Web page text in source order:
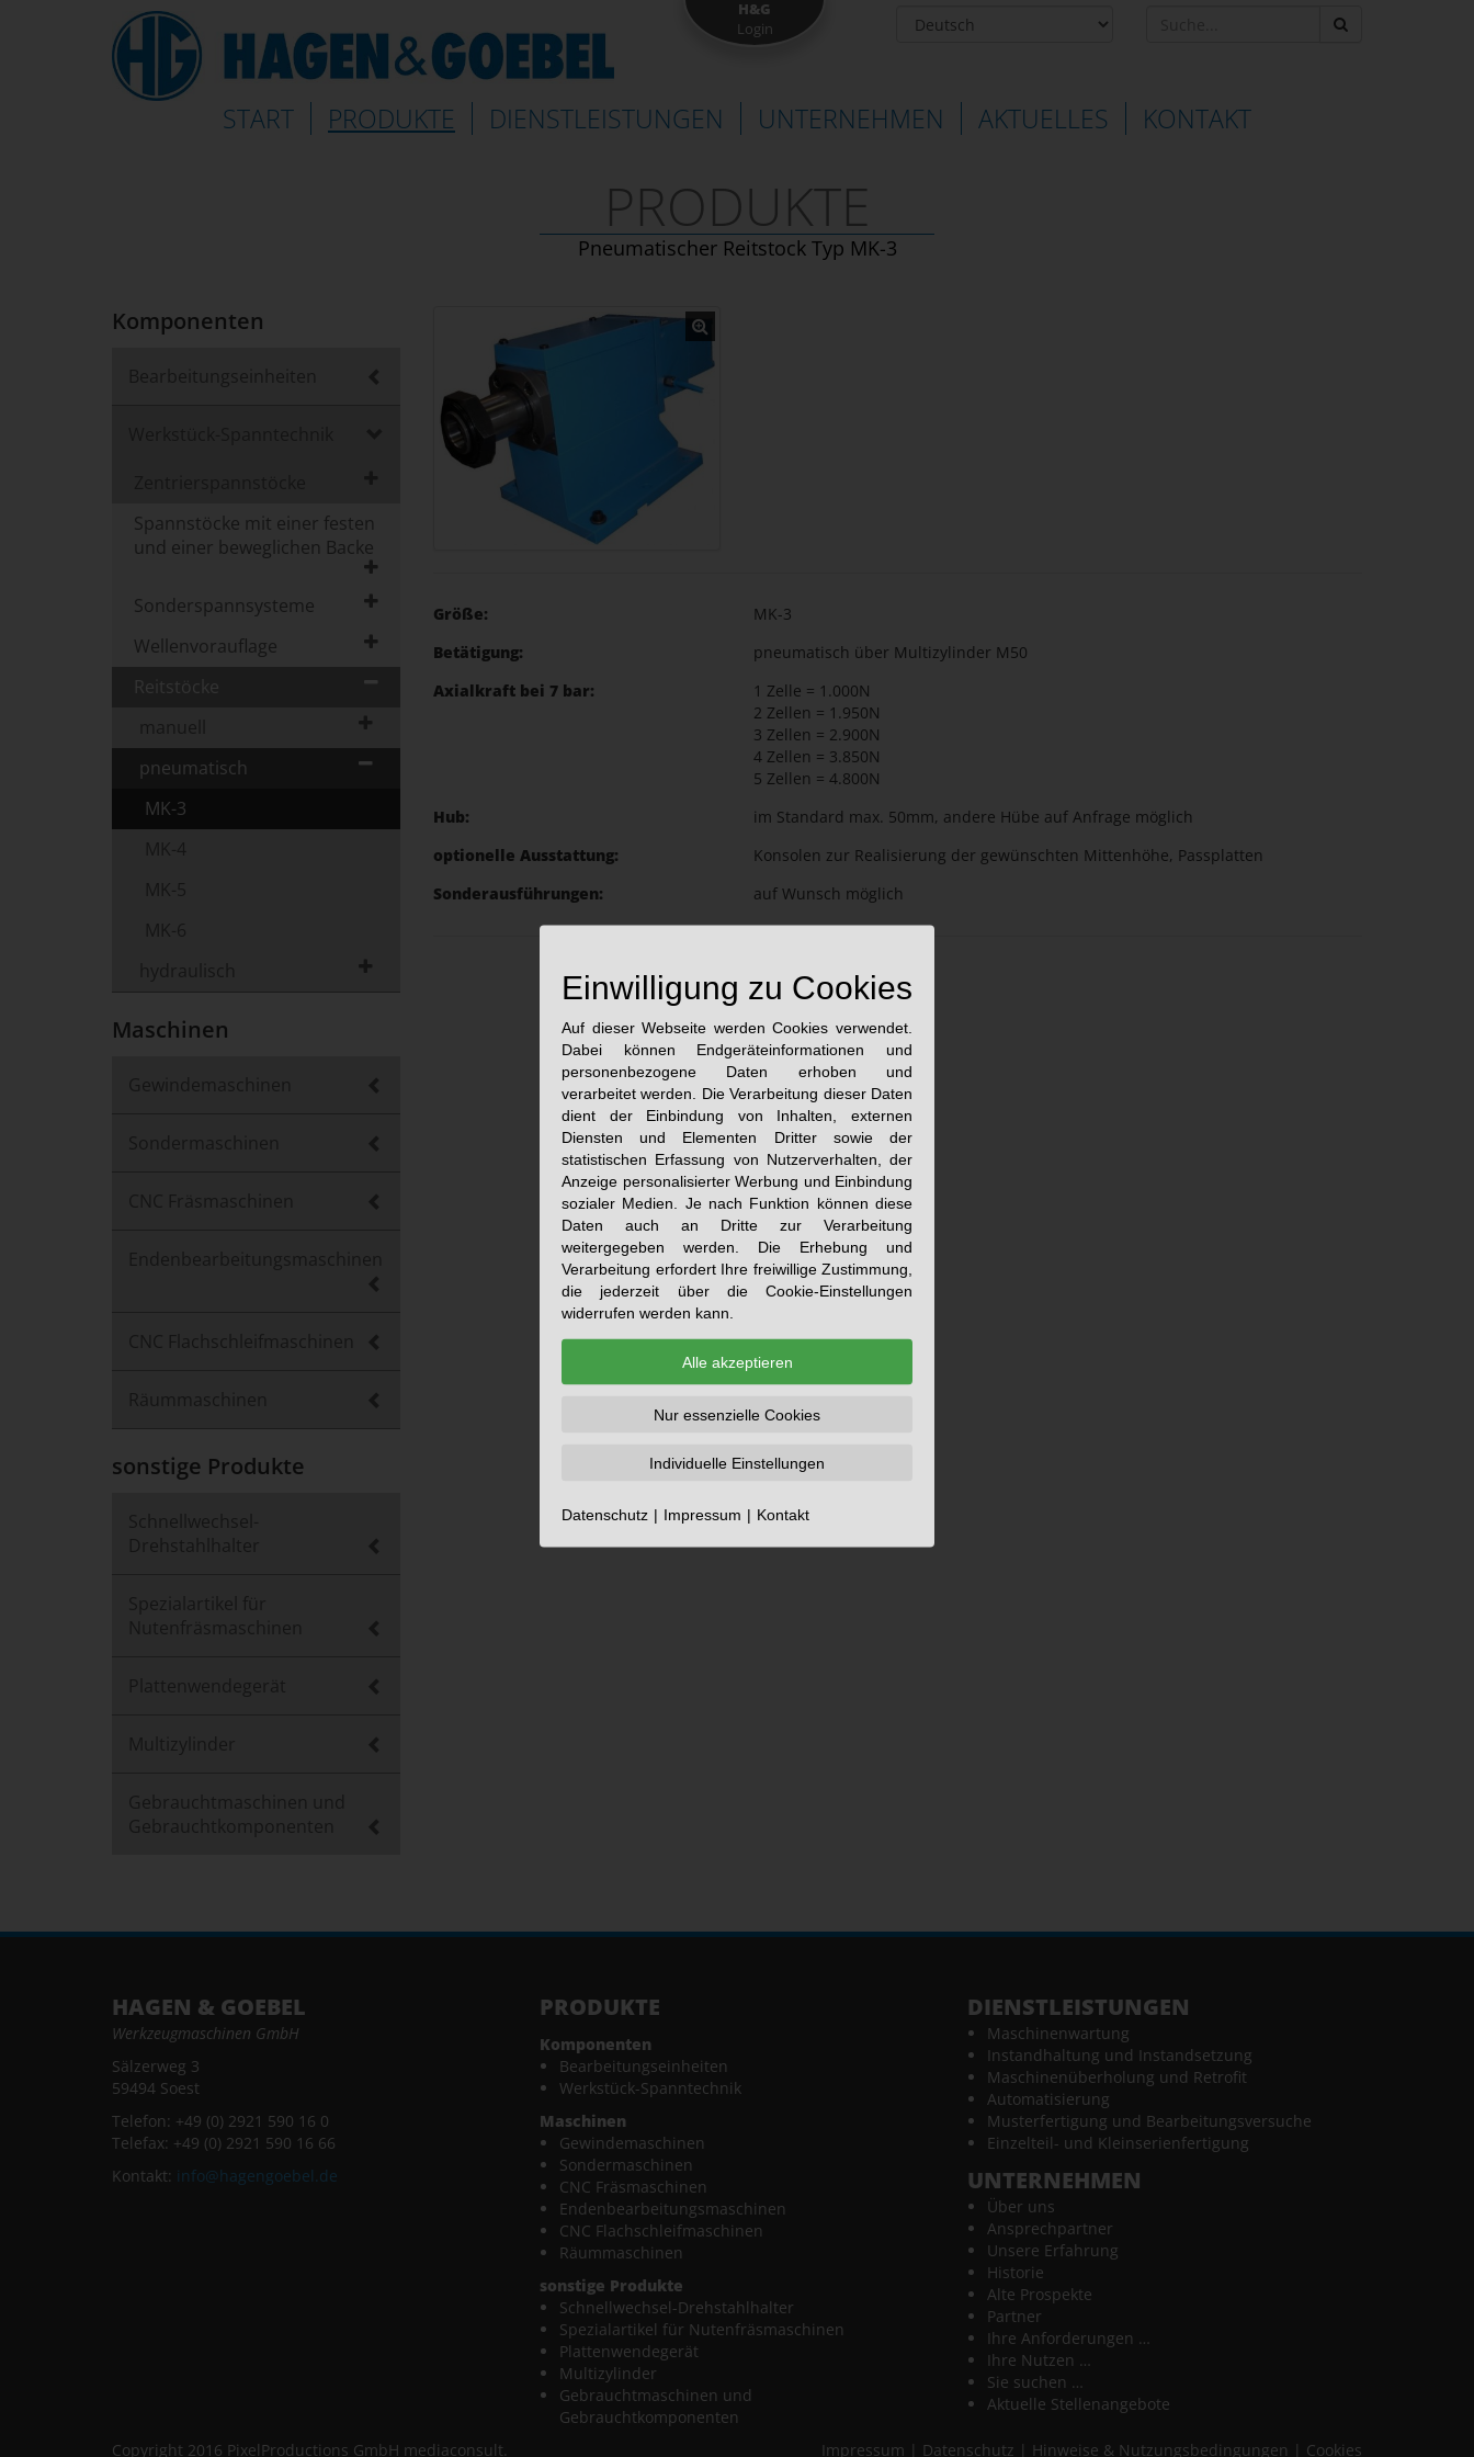
H&G
Login
START(AKTUELL)
PRODUKTE DIENSTLEISTUNGEN UNTERNEHMEN AKTUELLES KONTAKT
PRODUKTE
Pneumatischer Reitstock Typ MK-3
Komponenten
Spannstöcke mit einer festen
und einer beweglichen Backe
Sonderspannsysteme
Wellenvorauflage
Reitstöcke
pneumatisch
MK-3
Maschinen
sonstige Produkte
Größe:
MK-3
Betätigung:
pneumatisch über Multizylinder M50
Axialkraft bei 7 bar:
1 Zelle = 1.000N
2 Zellen = 1.950N
3 Zellen = 2.900N
4 Zellen = 3.850N
5 Zellen = 4.800N
Hub:
im Standard max. 50mm, andere Hübe auf Anfrage möglich
optionelle Ausstattung:
Konsolen zur Realisierung der gewünschten Mittenhöhe, Passplatten
Sonderausführungen:
auf Wunsch möglich
HAGEN & GOEBEL
Werkzeugmaschinen GmbH
Sälzerweg 3
59494 Soest
Telefon: +49 (0) 2921 590 16 0
Telefax: +49 (0) 2921 590 16 66
Kontakt: info@hagengoebel.de
PRODUKTE
Komponenten
Bearbeitungseinheiten
Werkstück-Spanntechnik
Maschinen
Gewindemaschinen
Sondermaschinen
CNC Fräsmaschinen
Endenbearbeitungsmaschinen
CNC Flachschleifmaschinen
Räummaschinen
sonstige Produkte
Schnellwechsel-Drehstahlhalter
Spezialartikel für Nutenfräsmaschinen
Plattenwendegerät
Multizylinder
Gebrauchtmaschinen und
Gebrauchtkomponenten
DIENSTLEISTUNGEN
Maschinenwartung
Instandhaltung und Instandsetzung
Maschinenüberholung und Retrofit
Automatisierung
Musterfertigung und Bearbeitungsversuche
Einzelteil- und Kleinserienfertigung
UNTERNEHMEN
Über uns
Ansprechpartner
Unsere Erfahrung
Historie
Alte Prospekte
Partner
Ihre Anforderungen …
Ihre Nutzen …
Sie suchen …
Aktuelle Stellenangebote
Impressum | Datenschutz | Hinweise & Nutzungsbedingungen | Cookies
Copyright 2016 PixelProductions GmbH mediaconsult.
Einwilligung zu Cookies
Auf dieser Webseite werden Cookies verwendet.
Dabei können Endgeräteinformationen und
personenbezogene Daten erhoben und
verarbeitet werden. Die Verarbeitung dieser Daten
dient der Einbindung von Inhalten, externen
Diensten und Elementen Dritter sowie der
statistischen Erfassung von Nutzerverhalten, der
Anzeige personalisierter Werbung und Einbindung
sozialer Medien. Je nach Funktion können diese
Daten auch an Dritte zur Verarbeitung
weitergegeben werden. Die Erhebung und
Verarbeitung erfordert Ihre freiwillige Zustimmung,
die jederzeit über die Cookie-Einstellungen
widerrufen werden kann.
Alle akzeptieren
Nur essenzielle Cookies
Individuelle Einstellungen
Datenschutz Impressum Kontakt